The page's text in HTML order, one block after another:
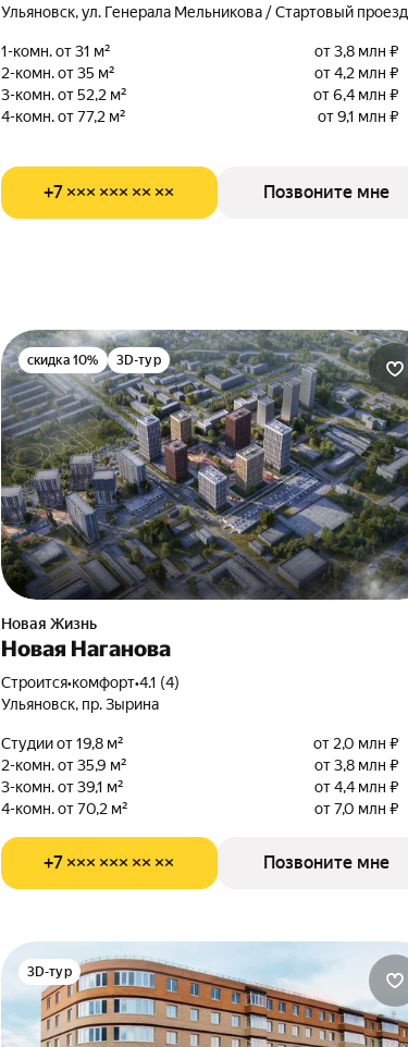
Ульяновск, ул. Генерала Мельникова / Стартовый проезд
1-комн. от 31 м²
от 3,8 млн ₽
2-комн. от 35 м²
от 4,2 млн ₽
3-комн. от 52,2 м²
от 6,4 млн ₽
4-комн. от 77,2 м²
от 9,1 млн ₽
+7 ××× ××× ×× ×× Позвоните мне
скидка 10% 3D-тур
Новая Жизнь
Новая Наганова
Строится•комфорт•4.1 (4)
Ульяновск, пр. Зырина
Студии от 19,8 м²
от 2,0 млн ₽
2-комн. от 35,9 м²
от 3,8 млн ₽
3-комн. от 39,1 м²
от 4,4 млн ₽
4-комн. от 70,2 м²
от 7,0 млн ₽
+7 ××× ××× ×× ×× Позвоните мне
3D-тур